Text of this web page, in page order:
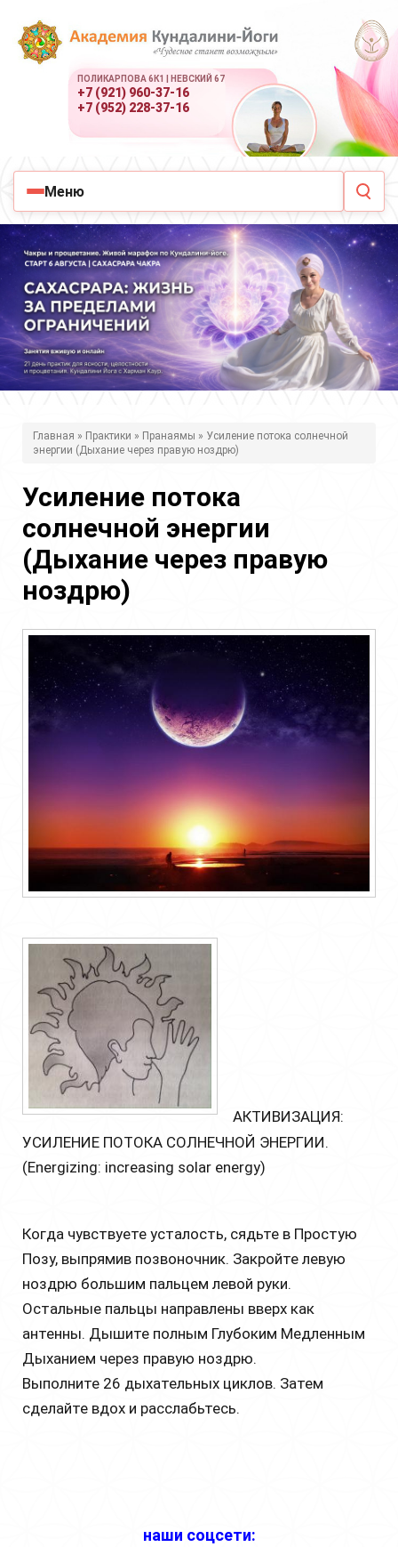
ПОЛИКАРПОВА 6К1 | НЕВСКИЙ 67
+7 (921) 960-37-16
+7 (952) 228-37-16
Меню
з
д
е
с
ь
Главная » Практики » Пранаямы » Усиление потока солнечной
энергии (Дыхание через правую ноздрю)
Усиление потока
солнечной энергии
(Дыхание через правую
ноздрю)
АКТИВИЗАЦИЯ:
УСИЛЕНИЕ ПОТОКА СОЛНЕЧНОЙ ЭНЕРГИИ.
(Energizing: increasing solar energy)
Когда чувствуете усталость, сядьте в Простую
Позу, выпрямив позвоночник. Закройте левую
ноздрю большим пальцем левой руки.
Остальные пальцы направлены вверх как
антенны. Дышите полным Глубоким Медленным
Дыханием через правую ноздрю.
Выполните 26 дыхательных циклов. Затем
сделайте вдох и расслабьтесь.
наши соцсети: